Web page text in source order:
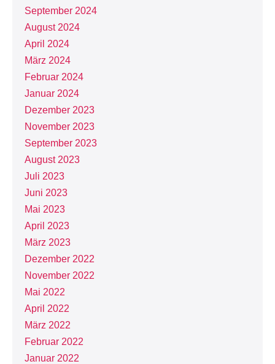
September 2024
August 2024
April 2024
März 2024
Februar 2024
Januar 2024
Dezember 2023
November 2023
September 2023
August 2023
Juli 2023
Juni 2023
Mai 2023
April 2023
März 2023
Dezember 2022
November 2022
Mai 2022
April 2022
März 2022
Februar 2022
Januar 2022